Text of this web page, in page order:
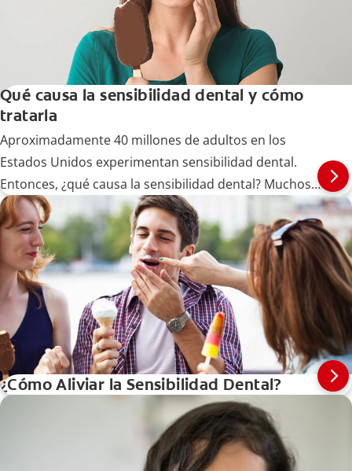
Qué causa la sensibilidad dental y cómo
tratarla
Aproximadamente 40 millones de adultos en los
Estados Unidos experimentan sensibilidad dental.
Entonces, ¿qué causa la sensibilidad dental? Muchos
problemas dentales. Encontrá aquí las respuestas.
¿Cómo Aliviar la Sensibilidad Dental?